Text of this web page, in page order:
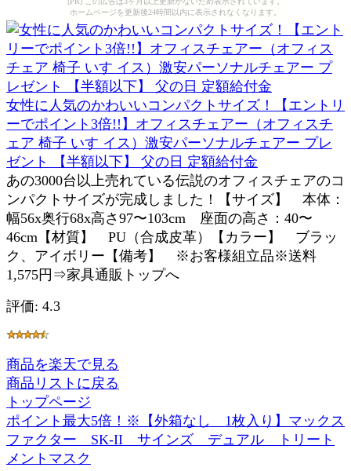
ホームページを更新後24時間以内に表示されなくなります。
女性に人気のかわいいコンパクトサイズ！【エントリ
ーでポイント3倍!!】オフィスチェアー（オフィスチ
ェア 椅子 いす イス）激安パーソナルチェアー プレ
ゼント 【半額以下】 父の日 定額給付金
あの3000台以上売れている伝説のオフィスチェアのコ
ンパクトサイズが完成しました！【サイズ】 本体：
幅56x奥行68x高さ97〜103cm 座面の高さ：40〜
46cm【材質】 PU（合成皮革）【カラー】 ブラッ
ク、アイボリー【備考】 ※お客様組立品※送料
1,575円⇒家具通販トップへ
評価: 4.3
商品を楽天で見る
商品リストに戻る
トップページ
ポイント最大5倍！※【外箱なし 1枚入り】マックス
ファクター SK-II サインズ デュアル トリート
メントマスク